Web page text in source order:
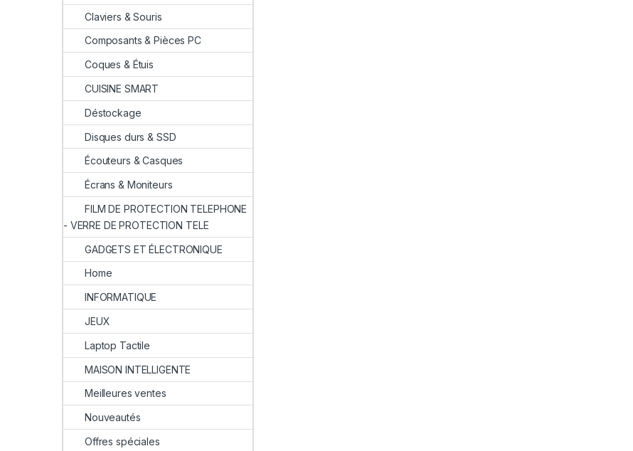
Claviers & Souris
Composants & Pièces PC
Coques & Étuis
CUISINE SMART
Déstockage
Disques durs & SSD
Écouteurs & Casques
Écrans & Moniteurs
FILM DE PROTECTION TELEPHONE
- VERRE DE PROTECTION TELE
GADGETS ET ÉLECTRONIQUE
Home
INFORMATIQUE
JEUX
Laptop Tactile
MAISON INTELLIGENTE
Meilleures ventes
Nouveautés
Offres spéciales